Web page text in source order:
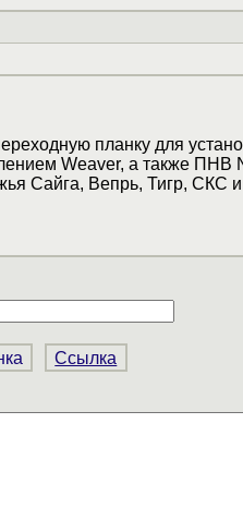
планку для
Weaver, а также ПНВ
Сайга, Вепрь, Тигр, СКС и
Ссылка